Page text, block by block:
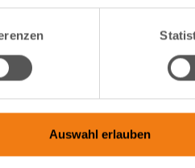
Auswahl erlauben
weicht von